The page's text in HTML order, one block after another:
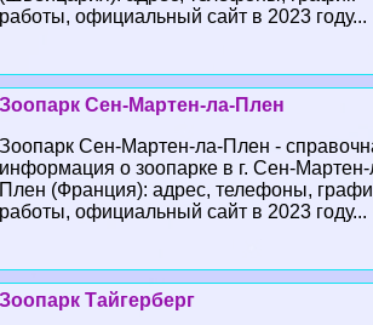
работы, официальный сайт в 2023 году...
Зоопарк Сен-Мартен-ла-Плен
Зоопарк Сен-Мартен-ла-Плен -
информация о зоопарке в г. Сен-Мартен-
Плен (Франция): адрес, телефоны,
работы, официальный сайт в 2023 году...
Зоопарк Тайгерберг